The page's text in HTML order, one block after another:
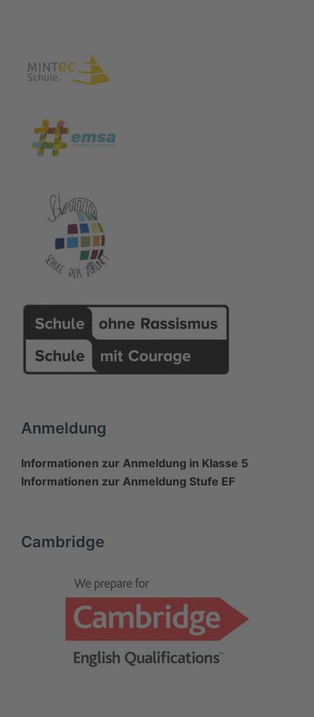
Anmeldung
Informationen zur Anmeldung in Klasse 5
Informationen zur Anmeldung Stufe EF
Cambridge